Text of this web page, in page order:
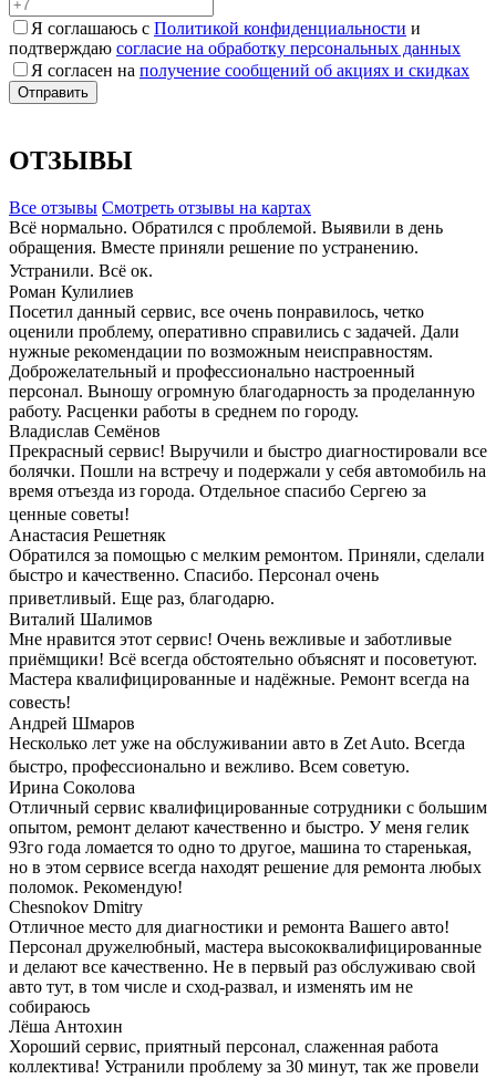
Я соглашаюсь с Политикой конфиденциальности и
подтверждаю согласие на обработку персональных данных
Я согласен на получение сообщений об акциях и скидках
ОТЗЫВЫ
Все отзывы Cмотреть отзывы на картах
Всё нормально. Обратился с проблемой. Выявили в день
обращения. Вместе приняли решение по устранению.
Устранили. Всё ок.
Роман Кулилиев
Посетил данный сервис, все очень понравилось, четко
оценили проблему, оперативно справились с задачей. Дали
нужные рекомендации по возможным неисправностям.
Доброжелательный и профессионально настроенный
персонал. Выношу огромную благодарность за проделанную
работу. Расценки работы в среднем по городу.
Владислав Семёнов
Прекрасный сервис! Выручили и быстро диагностировали все
болячки. Пошли на встречу и подержали у себя автомобиль на
время отъезда из города. Отдельное спасибо Сергею за
ценные советы!
Анастасия Решетняк
Обратился за помощью с мелким ремонтом. Приняли, сделали
быстро и качественно. Спасибо. Персонал очень
приветливый. Еще раз, благодарю.
Виталий Шалимов
Мне нравится этот сервис! Очень вежливые и заботливые
приёмщики! Всё всегда обстоятельно объяснят и посоветуют.
Мастера квалифицированные и надёжные. Ремонт всегда на
совесть!
Андрей Шмаров
Несколько лет уже на обслуживании авто в Zet Auto. Всегда
быстро, профессионально и вежливо. Всем советую.
Ирина Соколова
Отличный сервис квалифицированные сотрудники с большим
опытом, ремонт делают качественно и быстро. У меня гелик
93го года ломается то одно то другое, машина то старенькая,
но в этом сервисе всегда находят решение для ремонта любых
поломок. Рекомендую!
Chesnokov Dmitry
Отличное место для диагностики и ремонта Вашего авто!
Персонал дружелюбный, мастера высококвалифицированные
и делают все качественно. Не в первый раз обслуживаю свой
авто тут, в том числе и сход-развал, и изменять им не
собираюсь
Лёша Антохин
Хороший сервис, приятный персонал, слаженная работа
коллектива! Устранили проблему за 30 минут, так же провели